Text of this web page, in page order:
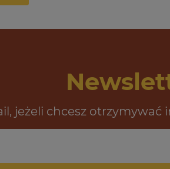
jeżeli chcesz